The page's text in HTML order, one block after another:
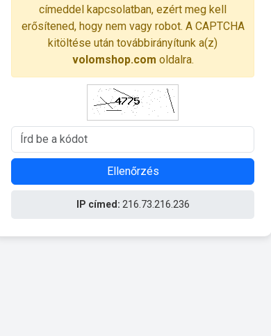
címeddel kapcsolatban, ezért meg kell
erősítened, hogy nem vagy robot. A CAPTCHA
kitöltése után továbbirányítunk a(z)
volomshop.com oldalra.
Ellenőrzés
IP címed: 216.73.216.236